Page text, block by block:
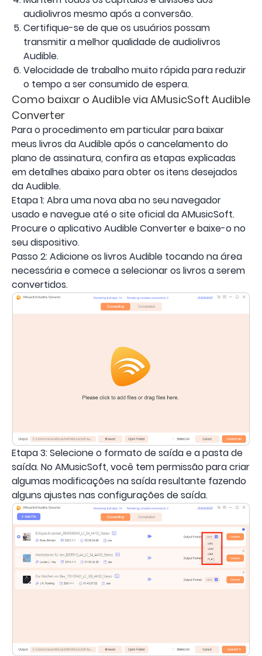
audiolivros mesmo após a conversão.
Certifique-se de que os usuários possam
transmitir a melhor qualidade de audiolivros
Audible.
Velocidade de trabalho muito rápida para reduzir
o tempo a ser consumido de espera.
Como baixar o Audible via AMusicSoft Audible
Converter
Para o procedimento em particular para baixar
meus livros da Audible após o cancelamento do
plano de assinatura, confira as etapas explicadas
em detalhes abaixo para obter os itens desejados
da Audible.
Etapa 1: Abra uma nova aba no seu navegador
usado e navegue até o site oficial da AMusicSoft.
Procure o aplicativo Audible Converter e baixe-o no
seu dispositivo.
Passo 2: Adicione os livros Audible tocando na área
necessária e comece a selecionar os livros a serem
convertidos.
Etapa 3: Selecione o formato de saída e a pasta de
saída. No AMusicSoft, você tem permissão para criar
algumas modificações na saída resultante fazendo
alguns ajustes nas configurações de saída.